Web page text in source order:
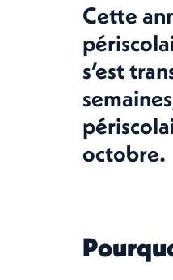
Cette
s’est
octobre.